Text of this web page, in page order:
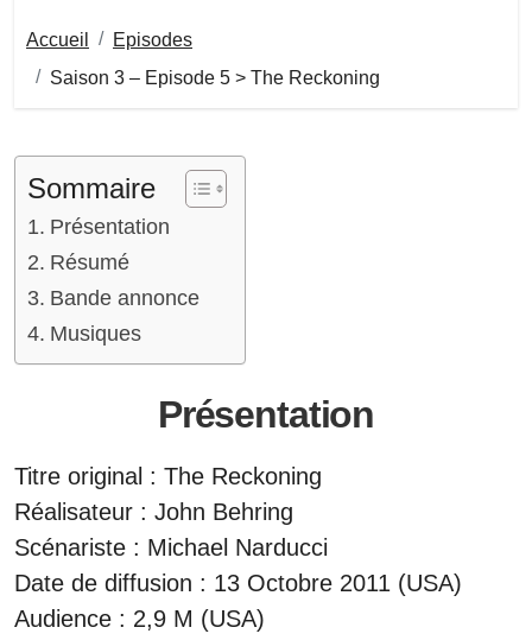
Accueil
Episodes
Saison 3 – Episode 5 > The Reckoning
Sommaire
Présentation
Résumé
Bande annonce
Musiques
Présentation
Titre original : The Reckoning
Réalisateur : John Behring
Scénariste : Michael Narducci
Date de diffusion : 13 Octobre 2011 (USA)
Audience : 2,9 M (USA)